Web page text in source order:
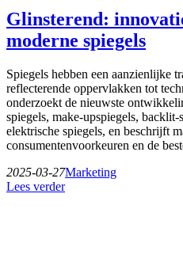
Glinsterend:
moderne spiegels
Spiegels hebben een aanzienlijke
reflecterende oppervlakken tot
onderzoekt de nieuwste
spiegels, make-upspiegels,
elektrische spiegels, en beschrijft
consumentenvoorkeuren en de
2025-03-27Marketing
Lees verder